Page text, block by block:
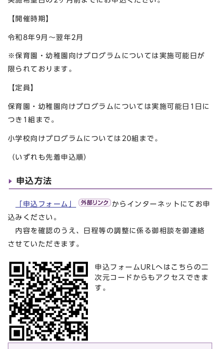
【開催時期】
令和8年9月～翌年2月
※保育園・幼稚園向けプログラムについては実施可能日が
限られております。
【定員】
保育園・幼稚園向けプログラムについては実施可能日1日に
つき1組まで。
小学校向けプログラムについては20組まで。
（いずれも先着申込順）
申込方法
「申込フォーム」
からインターネットにてお申
込みください。
内容を確認のうえ、日程等の調整に係る御相談を御連絡
させていただきます。
申込フォームURLへはこちらの二
次元コードからもアクセスできま
す。